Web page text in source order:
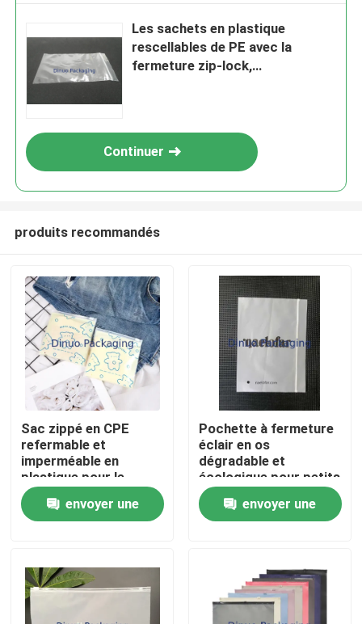
Maison
Produits
Vidéos
Les sachets en plastique
rescellables de PE avec la
fermeture zip-lock,
Continuer
produits recommandés
Sac zippé en CPE
refermable et
imperméable en
plastique pour le
stockage, pochette
pour l'emballage
d'accessoires
envoyer une
Pochette à fermeture
éclair en os
dégradable et
écologique pour petits
objets
envoyer une